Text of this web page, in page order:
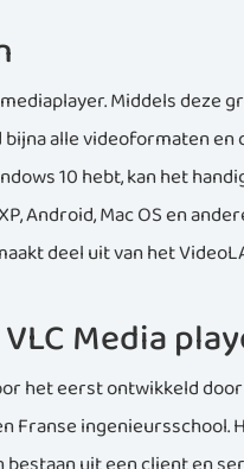
Middels deze
alle videoformaten en
10 hebt, kan het
Android, Mac OS en
deel uit van het
Media
het eerst ontwikkeld
Franse ingenieursschool.